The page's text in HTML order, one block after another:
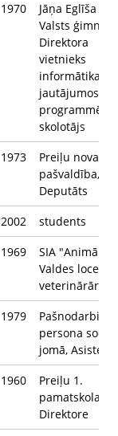
1970
Jāņa Eglīša
Valsts
Direktora
vietnieks
informātikas
jautājumos,
skolotājs
1973
Preiļu novada
pašvaldība,
Deputāts
2002
students
1969
SIA "Animāls
Valdes loceklis,
veterinārārsts
1979
persona
jomā,
1960
Preiļu 1.
pamatskola,
Direktore